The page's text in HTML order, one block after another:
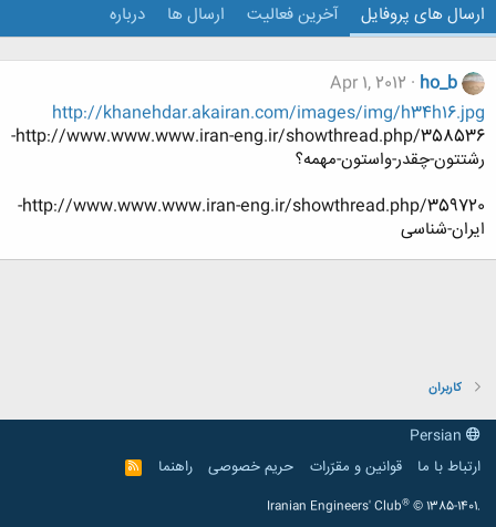
ارسال های پروفایل آخرین فعالیت ارسال ها درباره
ho_b
Apr 1, 2012
http://khanehdar.akairan.com/images/img/h34h16.jpg
http://www.www.www.iran-eng.ir/showthread.php/358536-
رشتتون-چقدر-واستون-مهمه؟
http://www.www.www.iran-eng.ir/showthread.php/359720-
ایران-شناسی
کاربران
ارتباط با ما
قوانین و مقرّرات حریم خصوصی راهنما
R
S
Iranian Engineers' Club® © 1385-1401.